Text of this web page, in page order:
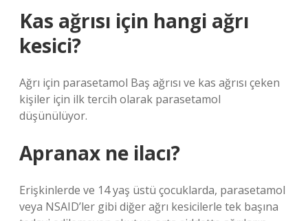
Kas ağrısı için hangi ağrı
kesici?
Ağrı için parasetamol Baş ağrısı ve kas ağrısı çeken
kişiler için ilk tercih olarak parasetamol
düşünülüyor.
Apranax ne ilacı?
Erişkinlerde ve 14 yaş üstü çocuklarda, parasetamol
veya NSAID’ler gibi diğer ağrı kesicilerle tek başına